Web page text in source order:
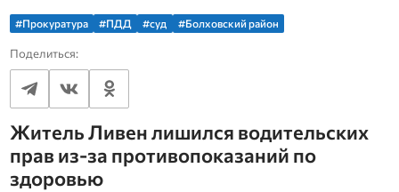
#Прокуратура #ПДД #суд #Болховский район
Поделиться:
Житель Ливен лишился водительских
прав из‑за противопоказаний по
здоровью